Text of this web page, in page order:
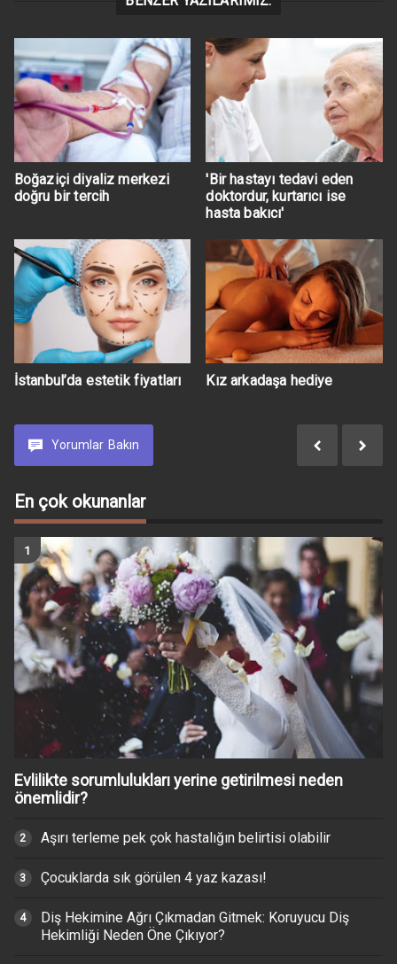
Boğaziçi diyaliz merkezi
doğru bir tercih
'Bir hastayı tedavi eden
doktordur, kurtarıcı ise
hasta bakıcı'
İstanbul’da estetik fiyatları Kız arkadaşa hediye
Yorumlar Bakın
En çok okunanlar
Evlilikte sorumlulukları yerine getirilmesi neden
önemlidir?
Aşırı terleme pek çok hastalığın belirtisi olabilir
Çocuklarda sık görülen 4 yaz kazası!
Diş Hekimine Ağrı Çıkmadan Gitmek: Koruyucu Diş
Hekimliği Neden Öne Çıkıyor?